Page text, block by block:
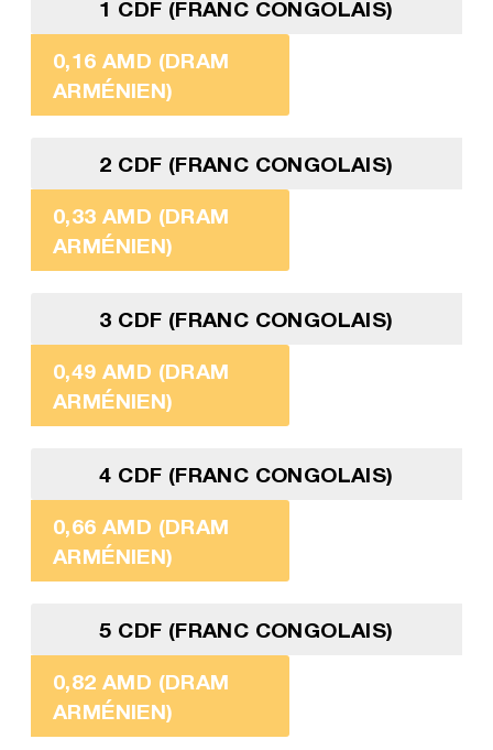
1 CDF (FRANC CONGOLAIS)
0,16 AMD (DRAM
ARMÉNIEN)
2 CDF (FRANC CONGOLAIS)
0,33 AMD (DRAM
ARMÉNIEN)
3 CDF (FRANC CONGOLAIS)
0,49 AMD (DRAM
ARMÉNIEN)
4 CDF (FRANC CONGOLAIS)
0,66 AMD (DRAM
ARMÉNIEN)
5 CDF (FRANC CONGOLAIS)
0,82 AMD (DRAM
ARMÉNIEN)